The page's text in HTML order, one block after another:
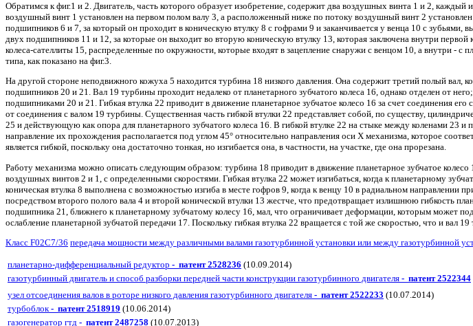
Обратимся к фиг.1 и 2. Двигатель, часть которого образует изобретение, содержит два воздушных винта 1 и 2,
воздушный винт 1 установлен на первом полом валу 3, а расположенный ниже по потоку воздушный винт 2
подшипников 6 и 7, за который он проходит в коническую втулку 8 с гофрами 9 и заканчивается у венца 10 с
двух подшипников 11 и 12, за которые он выходит во вторую коническую втулку 13, которая заключена внутри
колеса-сателлиты 15, распределенные по окружности, которые входят в зацепление снаружи с венцом 10, а внутри -
типа, как показано на фиг.3.
На другой стороне неподвижного кожуха 5 находится турбина 18 низкого давления. Она содержит третий полый
подшипников 20 и 21. Вал 19 турбины проходит недалеко от планетарного зубчатого колеса 16, однако отделен от
подшипниками 20 и 21. Гибкая втулка 22 приводит в движение планетарное зубчатое колесо 16 за счет соединения
от соединения с валом 19 турбины. Существенная часть гибкой втулки 22 представляет собой, по существу,
25 и действующую как опора для планетарного зубчатого колеса 16. В гибкой втулке 22 на стыке между коленами 23
направление их прохождения располагается под углом 45° относительно направления оси Х механизма, которое
является гибкой, поскольку она достаточно тонкая, но изгибается она, в частности, на участке, где она прорезана.
Работу механизма можно описать следующим образом: турбина 18 приводит в движение планетарное зубчатое
воздушных винтов 2 и 1, с определенными скоростями. Гибкая втулка 22 может изгибаться, когда к планетарному
коническая втулка 8 выполнена с возможностью изгиба в месте гофров 9, когда к венцу 10 в радиальном
посредством второго полого вала 4 и второй конической втулки 13 жестче, что предотвращает излишнюю гибкость
подшипника 21, ближнего к планетарному зубчатому колесу 16, мал, что ограничивает деформации, которым может
ослабление планетарной зубчатой передачи 17. Поскольку гибкая втулка 22 вращается с той же скоростью, что и вал
Класс F02C7/36 передача мощности между различными валами газотурбинной установки или между газотурбинной
планетарно-дифференциальный редуктор - патент 2528236 (10.09.2014)
газотурбинный двигатель и способ разборки передней части конструкции газотурбинного двигателя - патент 2522344
узел отсоединения валов в роторе низкого давления газотурбинного двигателя - патент 2522233 (10.07.2014)
турбоблок- патент 2518919 (10.06.2014)
газогенератор гтд - патент 2487258 (10.07.2013)